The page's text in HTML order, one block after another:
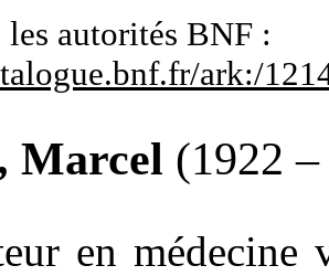
autorités BNF :
ark:/
Marcel (1922
en médecine